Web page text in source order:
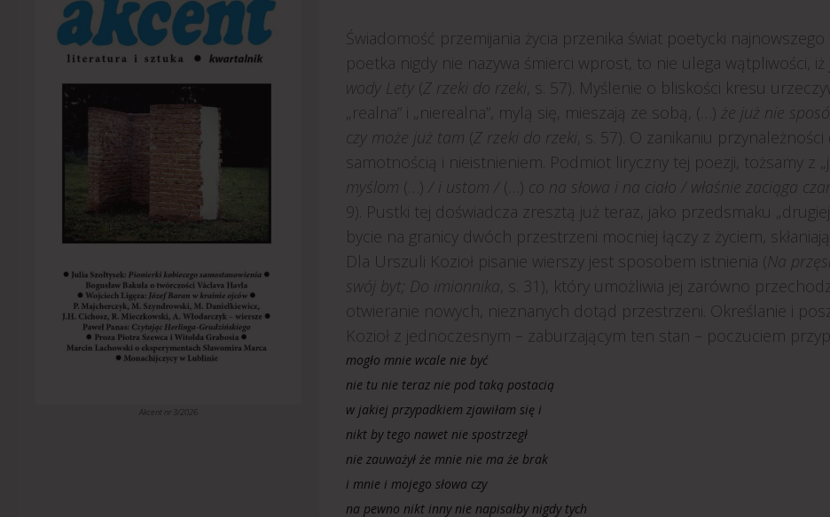
Świadomość przemijania życia przenika świat poetycki
poetka nigdy nie nazywa śmierci wprost, to nie ulega wątpliwości, iż
wody Lety (Z rzeki do rzeki , s. 57). Myślenie o bliskości kresu
„realna” i „nierealna”, mylą się, mieszają ze sobą, (…) że już nie
czy może już tam (Z rzeki do rzeki , s. 57). O zanikaniu
samotnością i nieistnieniem. Podmiot liryczny tej poezji, tożsamy z
myślom (…) / i ustom / (…) co na słowa i na ciało / właśnie zaciąga
9). Pustki tej doświadcza zresztą już teraz, jako przedsmaku
bycie na granicy dwóch przestrzeni mocniej łączy z życiem,
Dla Urszuli Kozioł pisanie wierszy jest sposobem istnienia (Na
swój byt; Do imionnika , s. 31), który umożliwia jej zarówno
otwieranie nowych, nieznanych dotąd przestrzeni. Określanie i
Kozioł z jednoczesnym – zaburzającym ten stan – poczuciem
mogło mnie wcale nie być
nie tu nie teraz nie pod taką postacią
w jakiej przypadkiem zjawiłam się i
nikt by tego nawet nie spostrzegł
nie zauważył że mnie nie ma że brak
i mnie i mojego słowa czy
na pewno nikt inny nie napisałby nigdy tych
Akcent nr 3/2026